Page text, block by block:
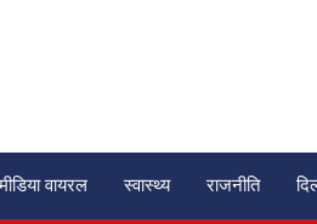
वायरल स्वास्थ्य राजनीति